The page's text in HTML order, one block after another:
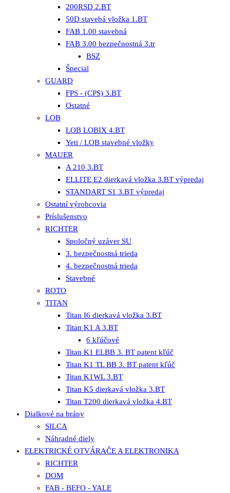
200RSD 2.BT
50D stavebá vložka 1.BT
FAB 1.00 stavebná
FAB 3.00 bezpečnostná 3.tr
BSZ
Špecial
GUARD
FPS - (CPS) 3.BT
Ostatné
LOB
LOB LOBIX 4.BT
Yeti / LOB stavebné vložky
MAUER
A 210 3.BT
ELLITE E2 dierkavá vložka 3.BT výpredaj
STANDART S1 3.BT výpredaj
Ostatní výrobcovia
Príslušenstvo
RICHTER
Spoločný uzáver SU
3. bezpečnostná trieda
4. bezpečnostná trieda
Stavebné
ROTO
TITAN
Titan I6 dierkavá vložka 3.BT
Titan K1 A 3.BT
6 kľúčové
Titan K1 ELBB 3. BT patent kľúč
Titan K1 TL BB 3. BT patent kľúč
Titan K1WL 3.BT
Titan K5 dierkavá vložka 3.BT
Titan T200 dierkavá vložka 4.BT
Dialkové na brány
SILCA
Náhradné diely
ELEKTRICKÉ OTVÁRAČE A ELEKTRONIKA
RICHTER
DOM
FAB - BEFO - YALE